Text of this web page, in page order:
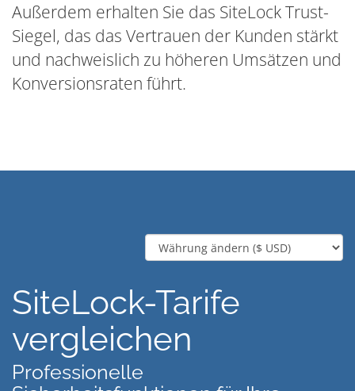
Außerdem erhalten Sie das SiteLock Trust-
Siegel, das das Vertrauen der Kunden stärkt
und nachweislich zu höheren Umsätzen und
Konversionsraten führt.
SiteLock-Tarife
vergleichen
Professionelle